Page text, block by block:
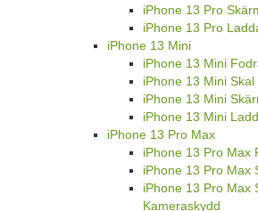
iPhone 13 Pro
iPhone 13 Pro
iPhone 13 Mini
iPhone 13 Mini
iPhone 13 Mini Skal
iPhone 13 Mini
iPhone 13 Mini
iPhone 13 Pro Max
iPhone 13 Pro Max
iPhone 13 Pro Max
iPhone 13 Pro Max
Kameraskydd